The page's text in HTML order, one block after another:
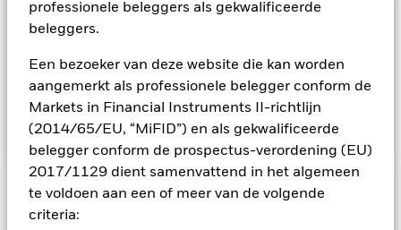
professionele beleggers als gekwalificeerde
beleggers.
Een bezoeker van deze website die kan worden
aangemerkt als professionele belegger conform de
Markets in Financial Instruments II-richtlijn
(2014/65/EU, “MiFID”) en als gekwalificeerde
belegger conform de prospectus-verordening (EU)
2017/1129 dient samenvattend in het algemeen
te voldoen aan een of meer van de volgende
criteria:
BELEGGINGSDOEL
dat een combinatie is van vermogensgroei en inkomsten en
dat overeenkomt met het rendement van de STOXX Global AI
Adopters & Applications Index, die de referentie-index van
het fonds is.
BELANGRIJKE GEGEVENS: Kapitaalrisico.De waarde en
het rendement van beleggingen kunnen dalen en stijgen, en